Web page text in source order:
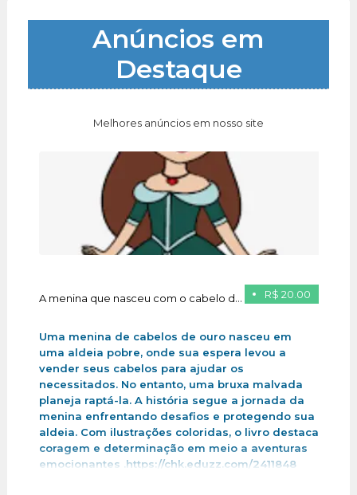
Anúncios em
Destaque
Melhores anúncios em nosso site
R$ 20.00
A menina que nasceu com o cabelo de ouro
Uma menina de cabelos de ouro nasceu em
uma aldeia pobre, onde sua espera levou a
vender seus cabelos para ajudar os
necessitados. No entanto, uma bruxa malvada
planeja raptá-la. A história segue a jornada da
menina enfrentando desafios e protegendo sua
aldeia. Com ilustrações coloridas, o livro destaca
coragem e determinação em meio a aventuras
emocionantes .https://chk.eduzz.com/2411848